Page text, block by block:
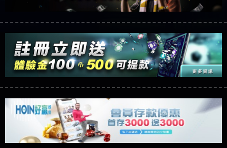
真的嗎 被KS.M多元化行銷詐騙的錢怎麼辦 本文教
你如何拿回被騙資金
騙 野原家 Family & Love是真的嗎 野原家 Family & Love是
詐騙嗎 165多次通報野原家 Family & Love是詐騙平台
討回資金賴zg369】元盈橋是詐騙嗎 元盈橋是不是
詐騙 元盈橋是真的嗎 被元盈橋詐騙的錢怎麼辦
【其他問題】被騙追回賴【zg369】M.L.Edge利用新
型詐騙手法欺詐群眾 M.L.Edge是真的嗎 M.L.Edge是不
金 被M.L.Edge詐騙的錢一招拿回
【其他問題】 Robinhood詐騙持續收割國人中【免
不是詐騙 Robinhood是真的嗎 被Robinhood詐騙的錢怎
麼辦 本文教你如何拿回被騙資金
資金賴zg369】FLTO是詐騙嗎 FLTO是不是詐騙 FLTO是
真的嗎 被FLTO詐騙的錢怎麼辦 本文教你如何拿回
被騙資金
【其他問題】 遇詐騙求救賴【zg369】八旬老翁被
ALYWS詐騙家破人亡 ALYWS是真的嗎 ALYWS是不是詐騙
ALYWS是詐騙嗎 （ALYWS）無法出金 請小心群組暗椿
【其他問題】 一招教你揭秘新型詐騙手法 （受害
者免費援助賴zg369）當當詐騙 當當是不是詐騙 當
當是真的嗎 當當是詐騙嗎 六旬老婦深信當當高獲
利回報被騙的家破人亡
【其他問題】用理性數據指路，開啟你的高回報
娛樂之旅
【其他問題】【老玩家不藏私】2025 線上老虎機
這樣挑！RTP、波動率和平台安全的全攻略！
【推薦博弈】這款《ATG 武俠》老虎機真的猛！玩
過才知道什麼叫超過3萬種中獎方式！
【推薦博弈】BNG電子遊戲完整攻略！熱門老虎
機、集鴻運玩法、獨家試玩一次看！
【其他問題】【2025】ATG試玩必看！戰神賽特
51,000倍數玩法攻略，輕鬆稱霸老虎機！
【其他問題】「拆解力智投資詐騙套路緊急追討
賴zg369」力智投資是不是詐騙 力智投資是真的嗎
【其他問題】 【遇天盛商行詐騙追回資金賴
【黃家羭】推推
【AVA娛樂城】還會自己做假對話來毀謗欸哈哈哈
好厲
【陳順堪】黑網不出金
【黃伊珊】不推薦爛公司
【陳順堪】星匯娛樂城出金幾次後贏錢就不給出
金
【陳順堪】黑網出金幾次後贏了就不出金出
【玩運彩】
【asd】唬爛不出金黑網垃圾平台
【蘇俊曄】所以會出金嗎現在也是一樣的狀況
【侯依揚】廢物喔
【傑】推代理真的好相處